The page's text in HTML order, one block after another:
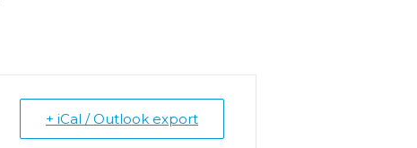
+ iCal / Outlook export